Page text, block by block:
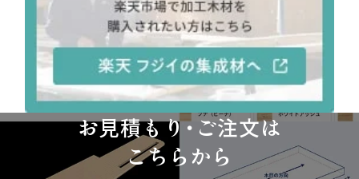
お見積もり・ご注文は
こちらから